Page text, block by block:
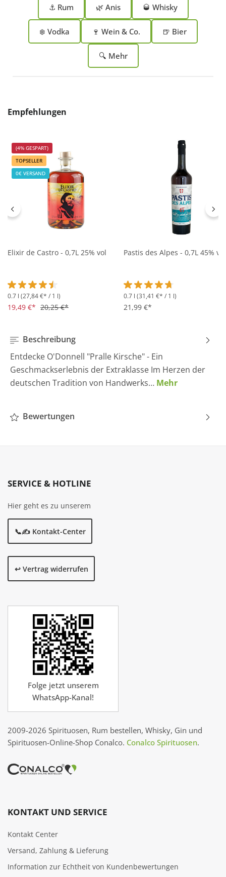
⚓ Rum 🌿 Anis 🥃 Whisky
❄️ Vodka 🍷 Wein & Co. 🍺 Bier
🔍 Mehr
Produktgalerie überspringen
Empfehlungen
(4% GESPART)
TOPSELLER
0€ VERSAND
Elixir de Castro - 0,7L 25% vol
Durchschnittliche Bewertung von 4.5 von 5 Sternen
0.7 l (27,84 €* / 1 l)
19,49 €* 20,25 €*
Pastis des Alpes - 0,7L 45% vol
Durchschnittliche
0.7 l (31,41 €* / 1 l)
21,99 €*
Beschreibung
Entdecke O'Donnell "Pralle Kirsche" - Ein
Geschmackserlebnis der Extraklasse Im Herzen der
deutschen Tradition von Handwerks… Mehr
Bewertungen
SERVICE & HOTLINE
Hier geht es zu unserem
📞✍️ Kontakt-Center
↩️ Vertrag widerrufen
Folge jetzt unserem
WhatsApp-Kanal!
2009-2026 Spirituosen, Rum bestellen, Whisky, Gin und
Spirituosen-Online-Shop Conalco. Conalco Spirituosen.
KONTAKT UND SERVICE
Kontakt Center
Versand, Zahlung & Lieferung
Information zur Echtheit von Kundenbewertungen